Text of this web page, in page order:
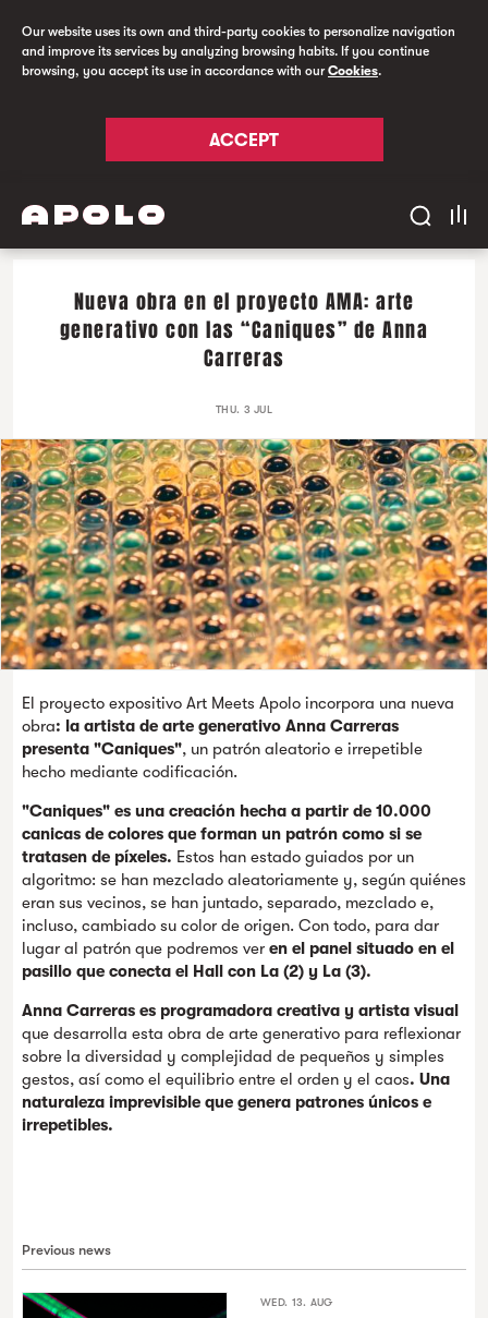
Our website uses its own and third-party cookies to personalize navigation
and improve its services by analyzing browsing habits. If you continue
browsing, you accept its use in accordance with ourCookies.
ACCEPT
Nueva obra en el proyecto AMA: arte
generativo con las “Caniques” de Anna
Carreras
THU. 3 JUL
El proyecto expositivo Art Meets Apolo incorpora una nueva
obra: la artista de arte generativo Anna Carreras
presenta "Caniques", un patrón aleatorio e irrepetible
hecho mediante codificación.
"Caniques" es una creación hecha a partir de 10.000
canicas de colores que forman un patrón como si se
tratasen de píxeles. Estos han estado guiados por un
algoritmo: se han mezclado aleatoriamente y, según quiénes
eran sus vecinos, se han juntado, separado, mezclado e,
incluso, cambiado su color de origen. Con todo, para dar
lugar al patrón que podremos ver en el panel situado en el
pasillo que conecta el Hall con La (2) y La (3).
Anna Carreras es programadora creativa y artista visual
que desarrolla esta obra de arte generativo para reflexionar
sobre la diversidad y complejidad de pequeños y simples
gestos, así como el equilibrio entre el orden y el caos. Una
naturaleza imprevisible que genera patrones únicos e
irrepetibles.
Previous news
WED. 13. AUG